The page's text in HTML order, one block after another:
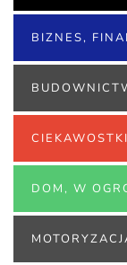
BIZNES,
CIEKAWOSTKI
DOM, W